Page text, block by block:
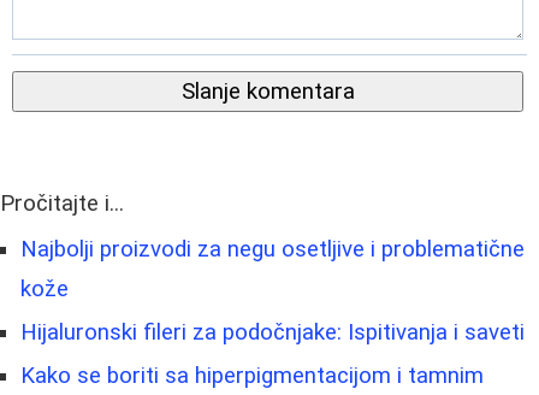
Slanje komentara
Pročitajte i...
Najbolji proizvodi za negu osetljive i problematične
kože
Hijaluronski fileri za podočnjake: Ispitivanja i saveti
Kako se boriti sa hiperpigmentacijom i tamnim